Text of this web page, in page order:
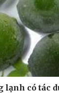
lạnh có tác